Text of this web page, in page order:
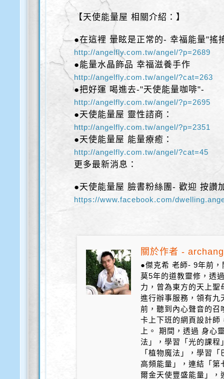
【天使能量屋 相關介紹：】
●在這裡 暈眩是正常的- 幸福能量"搖
http://angelfly.com.tw/angel/?p=2689
●能量水晶飾品 幸福滋養手作
http://angelfly.com.tw/angel/?cat=263
●把好運 喝進去-"天使能量咖啡"-
http://angelfly.com.tw/angel/?p=2695
●天使能量屋 靈性諮商：
http://angelfly.com.tw/angel/?p=2351
●天使能量屋 能量療癒：
http://angelfly.com.tw/angel/?cat=45
更多最新消息：
●天使能量屋 臉書粉絲團- 歡迎 按讚
https://www.facebook.com/
關於作者 -
●傑克希 老師- 9年前
莫5年的道教靈修，透
力，曾為東方的天上
進行辦事服務，領有
前，聽到內心聲音的召
卡上下班的網頁設計師
上。 期間，透過 身心
法」，學習「光的課程
「植物魔法」，學習
高頻能量」，連結「第
爾金天使豐盛能量」，